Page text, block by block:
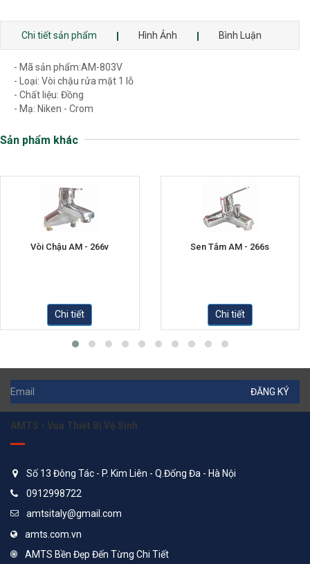
Chi tiết sản phẩm Hình Ảnh Bình Luận
- Mã sản phẩm:AM-803V
- Loại: Vòi chậu rửa mặt 1 lỗ
- Chất liệu: Đồng
- Mạ: Niken - Crom
Sản phẩm khác
Vòi Chậu AM - 266v
Chi tiết
Sen Tắm AM - 266s
Chi tiết
ĐĂNG KÝ
AMTS - Vua Thiết Bị Vệ Sinh
Số 13 Đông Tác - P. Kim Liên - Q.Đống Đa - Hà Nội
0912998722
amtsitaly@gmail.com
amts.com.vn
AMTS Bền Đẹp Đến Từng Chi Tiết